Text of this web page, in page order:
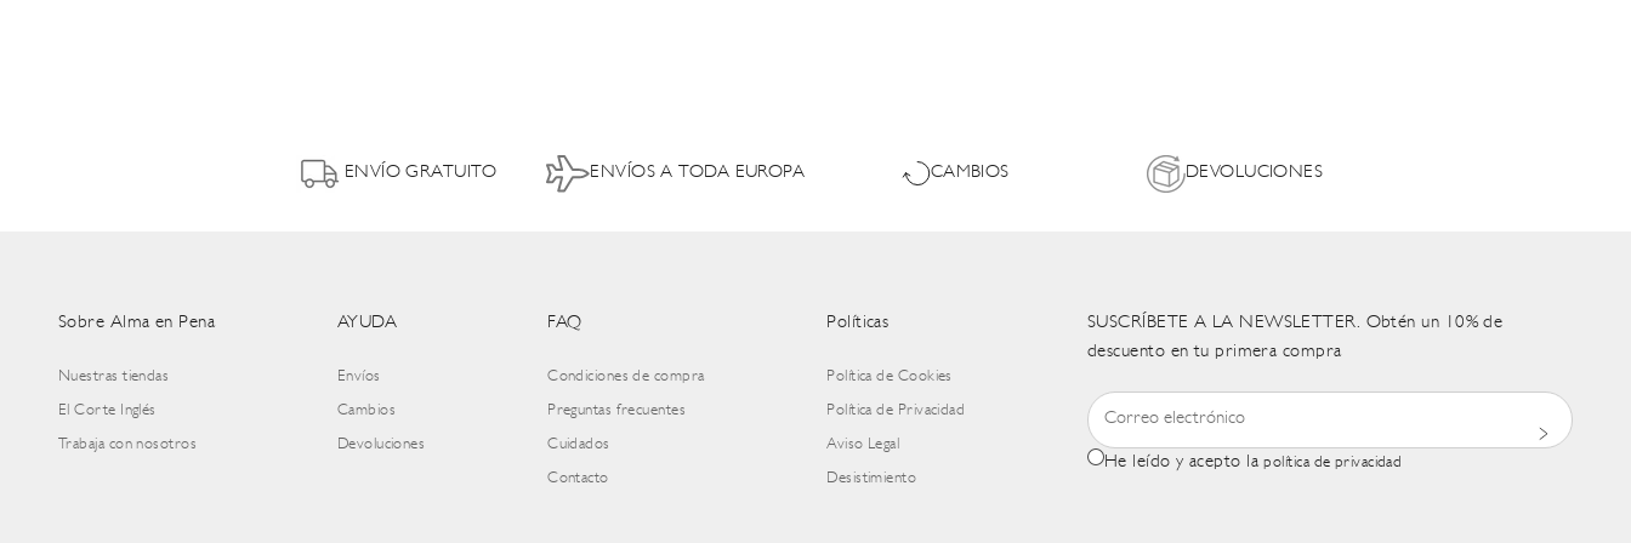
ENVÍO GRATUITO ENVÍOS A TODA EUROPA CAMBIOS DEVOLUCIONES
Sobre Alma en Pena
Nuestras tiendas
El Corte Inglés
Trabaja con nosotros
AYUDA
Envíos
Cambios
Devoluciones
FAQ
Condiciones de compra
Preguntas frecuentes
Cuidados
Contacto
Políticas
Política de Cookies
Política de Privacidad
Aviso Legal
Desistimiento
SUSCRÍBETE A LA NEWSLETTER. Obtén un 10% de
descuento en tu primera compra
He leído y acepto lapolítica de privacidad